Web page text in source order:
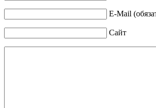
E-Mail
Сайт